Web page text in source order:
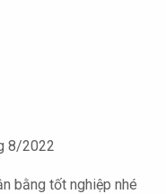
8/2022
bằng tốt nghiệp nhé